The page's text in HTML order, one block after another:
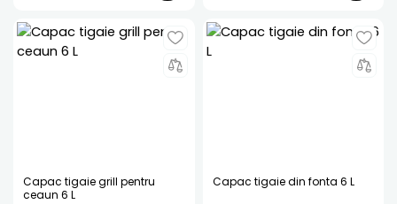
Capac tigaie grill pentru
ceaun 6 L
Capac tigaie din fonta 6 L